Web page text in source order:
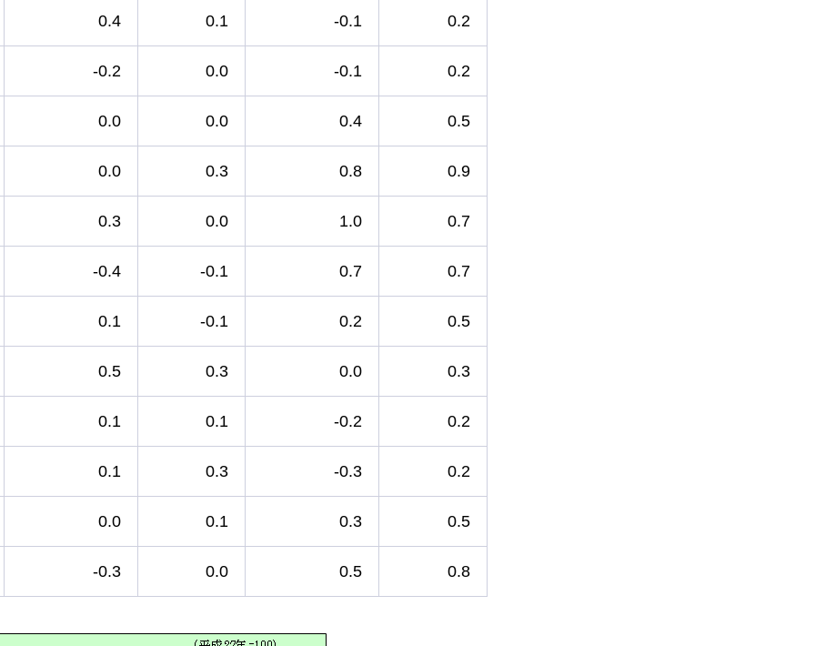
0.4 0.1 -0.1 0.2
-0.2 0.0 -0.1 0.2
0.0 0.0 0.4 0.5
0.0 0.3 0.8 0.9
0.3 0.0 1.0 0.7
-0.4 -0.1 0.7 0.7
0.1 -0.1 0.2 0.5
0.5 0.3 0.0 0.3
0.1 0.1 -0.2 0.2
0.1 0.3 -0.3 0.2
0.0 0.1 0.3 0.5
-0.3 0.0 0.5 0.8